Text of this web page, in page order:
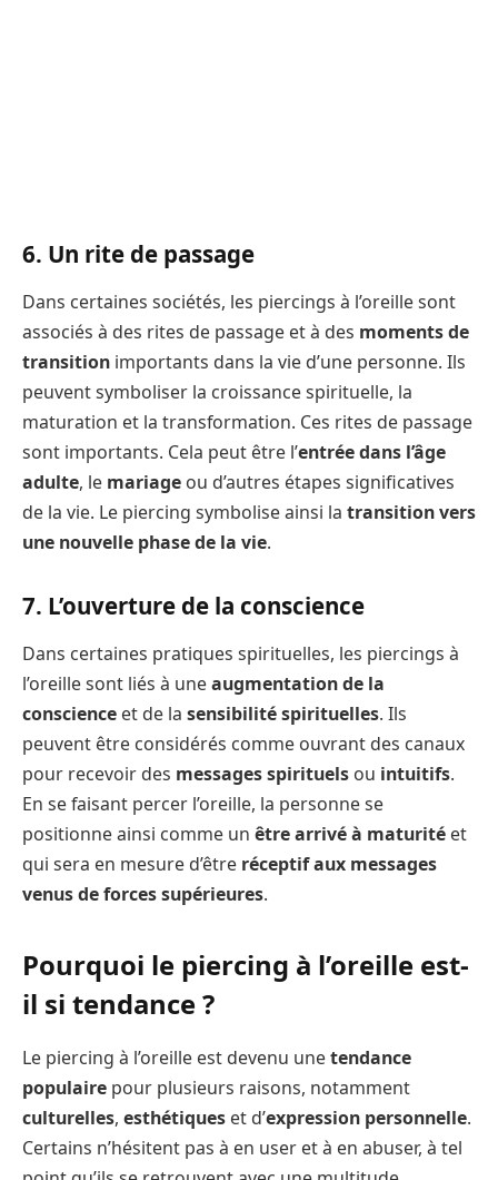
6. Un rite de passage
Dans certaines sociétés, les piercings à l’oreille sont
associés à des rites de passage et à des moments de
transition importants dans la vie d’une personne. Ils
peuvent symboliser la croissance spirituelle, la
maturation et la transformation. Ces rites de passage
sont importants. Cela peut être l’entrée dans l’âge
adulte, le mariage ou d’autres étapes significatives
de la vie. Le piercing symbolise ainsi la transition vers
une nouvelle phase de la vie.
7. L’ouverture de la conscience
Dans certaines pratiques spirituelles, les piercings à
l’oreille sont liés à uneaugmentation de la
conscience et de la sensibilité spirituelles. Ils
peuvent être considérés comme ouvrant des canaux
pour recevoir des messages spirituels ou intuitifs.
En se faisant percer l’oreille, la personne se
positionne ainsi comme un être arrivé à maturité et
qui sera en mesure d’être réceptif aux messages
venus de forces supérieures.
Pourquoi le piercing à l’oreille est-
il si tendance ?
Le piercing à l’oreille est devenu unetendance
populaire pour plusieurs raisons, notamment
culturelles, esthétiques et d’expression personnelle.
Certains n’hésitent pas à en user et à en abuser, à tel